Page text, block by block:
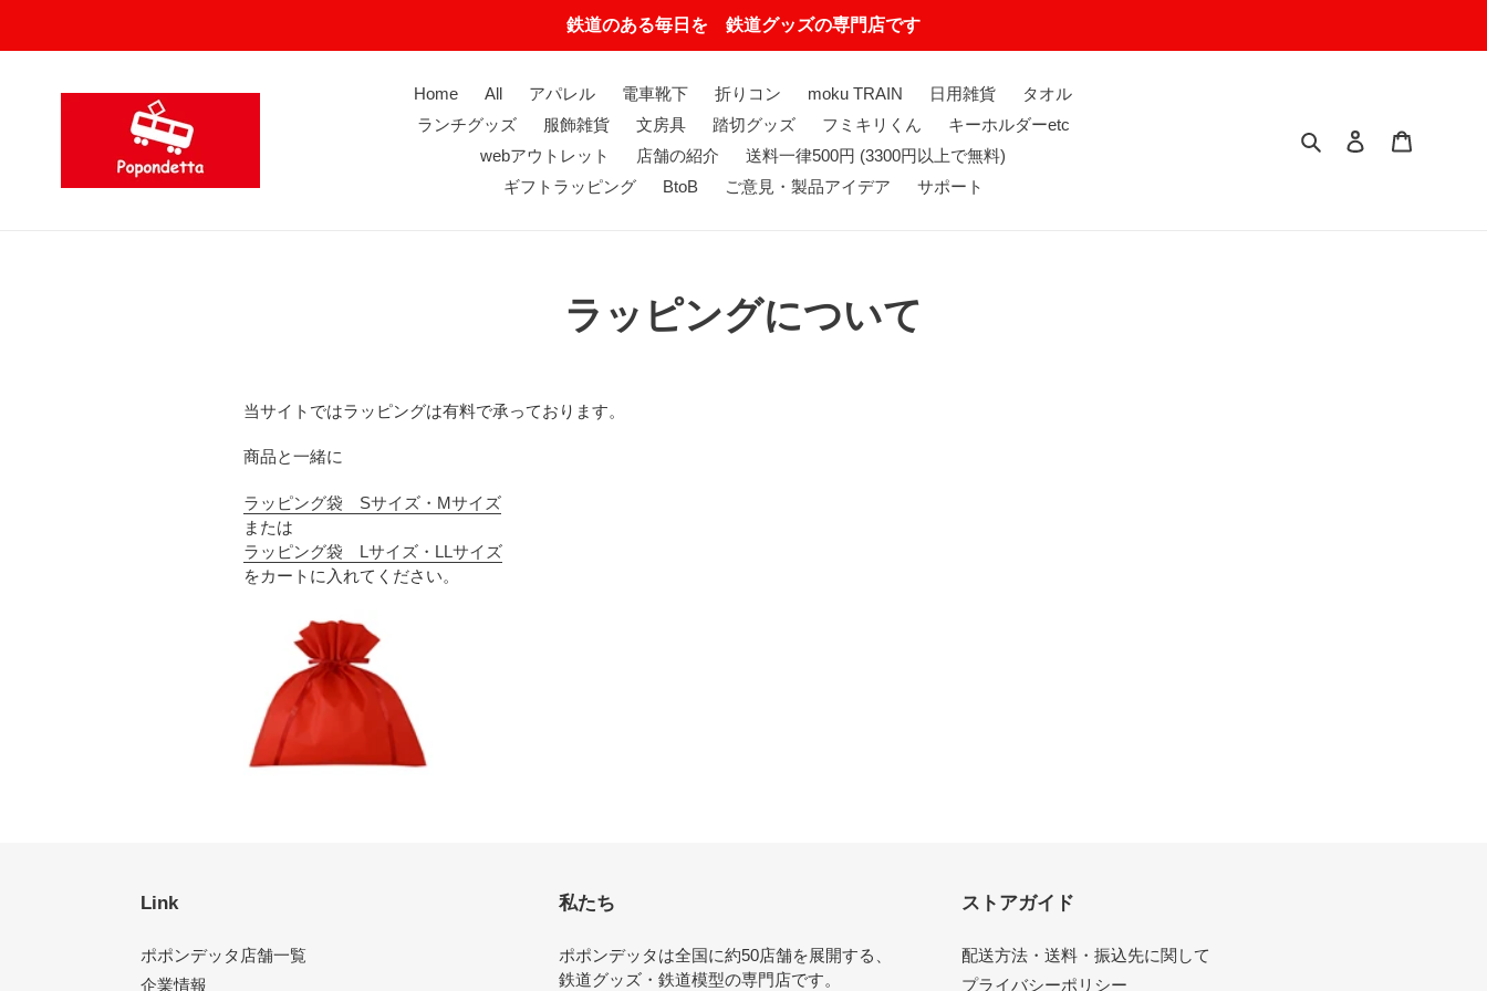
鉄道のある毎日を 鉄道グッズの専門店です
Home All アパレル 電車靴下 折りコン moku TRAIN 日用雑貨
タオル
ランチグッズ
服飾雑貨 文房具 踏切グッズ フミキリくん
キーホルダーetc
webアウトレット
店舗の紹介
送料一律500円 (3300円以上で無料)
ギフトラッピング
BtoB ご意見・製品アイデア サポート
Search Log in
ラッピングについて
当サイトではラッピングは有料で承っております。
商品と一緒に
ラッピング袋 Sサイズ・Mサイズ
または
ラッピング袋 Lサイズ・LLサイズ
をカートに入れてください。
Link
ポポンデッタ店舗一覧
企業情報
私たち
ポポンデッタは全国に約50店舗を展開する、
鉄道グッズ・鉄道模型の専門店です。
ストアガイド
配送方法・送料・振込先に関して
プライバシーポリシー